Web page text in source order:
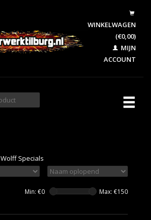
WINKELWAGEN
(€0,00)
MIJN
ACCOUNT
Wolff Specials
Min: €0 Max: €150